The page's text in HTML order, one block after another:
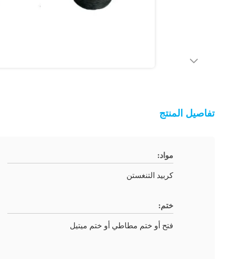
تفاصيل المنتج
مواد:
كربيد التنغستن
ختم:
فتح أو ختم مطاطي أو ختم ميتيل